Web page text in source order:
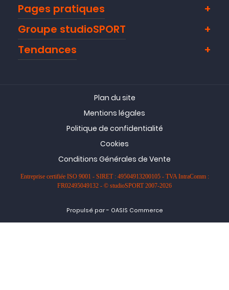
Pages pratiques
Groupe studioSPORT
Tendances
Plan du site
Mentions légales
Politique de confidentialité
Cookies
Conditions Générales de Vente
Entreprise certifiée ISO 9001 - SIRET : 49504913200105 - TVA IntraComm :
FR02495049132 - © studioSPORT 2007-2026
Propulsé par- OASIS Commerce